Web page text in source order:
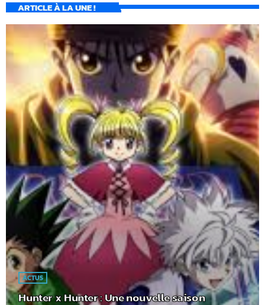
ARTICLE À LA UNE !
ACTUS
Hunter x Hunter : Une nouvelle saison